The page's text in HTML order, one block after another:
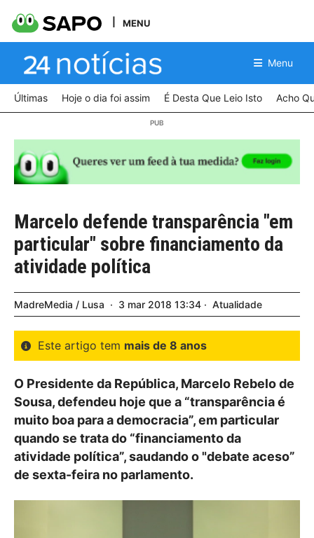
MENU
Menu
Últimas Hoje o dia foi assim É Desta Que Leio Isto Acho
Marcelo defende transparência "em
particular" sobre financiamento da
atividade política
MadreMedia / Lusa 3 mar 2018 13:34 Atualidade
Este artigo tem mais de 8 anos
O Presidente da República, Marcelo Rebelo de
Sousa, defendeu hoje que a “transparência é
muito boa para a democracia”, em particular
quando se trata do “financiamento da
atividade política”, saudando o "debate aceso”
de sexta-feira no parlamento.